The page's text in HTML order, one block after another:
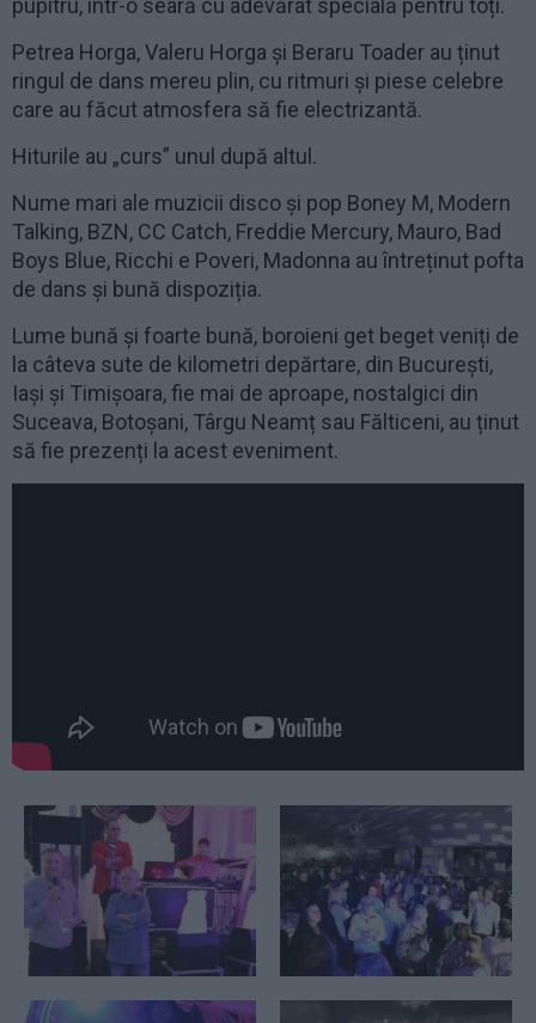
pupitru, într-o seară cu adevărat specială pentru toți.
Petrea Horga, Valeru Horga și Beraru Toader au ținut
ringul de dans mereu plin, cu ritmuri și piese celebre
care au făcut atmosfera să fie electrizantă.
Hiturile au „curs” unul după altul.
Nume mari ale muzicii disco și pop Boney M, Modern
Talking, BZN, CC Catch, Freddie Mercury, Mauro, Bad
Boys Blue, Ricchi e Poveri, Madonna au întreținut pofta
de dans și bună dispoziția.
Lume bună și foarte bună, boroieni get beget veniți de
la câteva sute de kilometri depărtare, din București,
Iași și Timișoara, fie mai de aproape, nostalgici din
Suceava, Botoșani, Târgu Neamț sau Fălticeni, au ținut
să fie prezenți la acest eveniment.